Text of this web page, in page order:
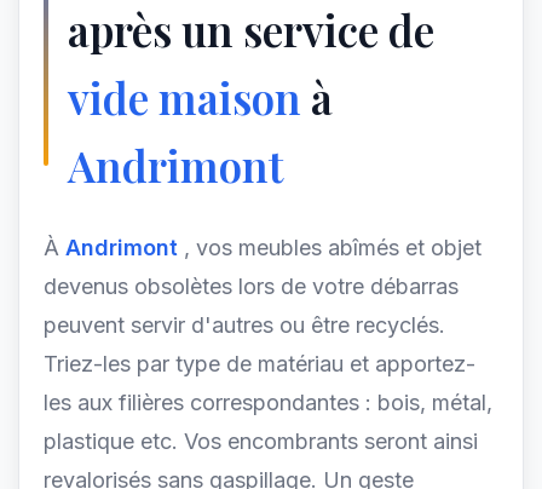
après un service de
vide maison à
Andrimont
À Andrimont , vos meubles abîmés et objet
devenus obsolètes lors de votre débarras
peuvent servir d'autres ou être recyclés.
Triez-les par type de matériau et apportez-
les aux filières correspondantes : bois, métal,
plastique etc. Vos encombrants seront ainsi
revalorisés sans gaspillage. Un geste